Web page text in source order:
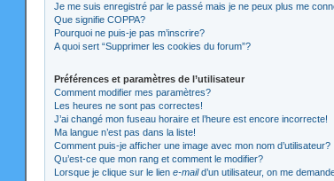
Je me suis enregistré par le passé mais je ne peux plus me
Que signifie COPPA?
Pourquoi ne puis-je pas m’inscrire?
A quoi sert “Supprimer les cookies du forum”?
Préférences et paramètres de l’utilisateur
Comment modifier mes paramètres?
Les heures ne sont pas correctes!
J’ai changé mon fuseau horaire et l’heure est encore incorrecte!
Ma langue n’est pas dans la liste!
Comment puis-je afficher une image avec mon nom d’utilisateur?
Qu’est-ce que mon rang et comment le modifier?
Lorsque je clique sur le lien e-maild’un utilisateur, on me